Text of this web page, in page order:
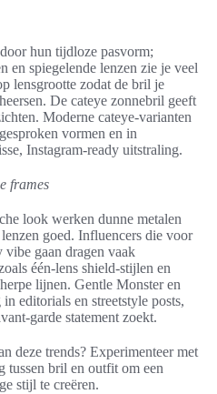
hun tijdloze pasvorm;
en spiegelende lenzen zie je veel
lensgrootte zodat de bril je
De cateye zonnebril geeft
Moderne cateye-varianten
vormen en in
Instagram-ready uitstraling.
frames
look werken dunne metalen
goed. Influencers die voor
gaan dragen vaak
één-lens shield-stijlen en
lijnen. Gentle Monster en
editorials en streetstyle posts,
garde statement zoekt.
deze trends? Experimenteer met
tussen bril en outfit om een
stijl te creëren.